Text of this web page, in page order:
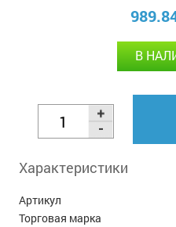
В
Характеристики
Артикул
Торговая марка